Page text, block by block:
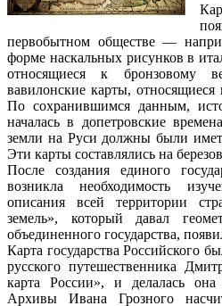
первобытном обществе —
форме наскальных рисунков в
относящиеся к бронзовому
вавилонские карты,
По сохранившимся данным,
началась в допетровские
земли на Руси должны были
Эти карты составлялись на
После создания единого
возникла необходимость
описания всей территории
земель», который давал
объединенного государства,
Карта государства Российского
русского путешественника
карта России», и делалась
Архивы Ивана Грозного